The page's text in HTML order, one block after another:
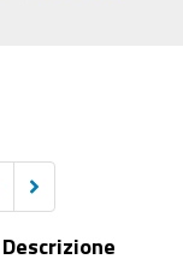
Successivi
5
elementi
Descrizione